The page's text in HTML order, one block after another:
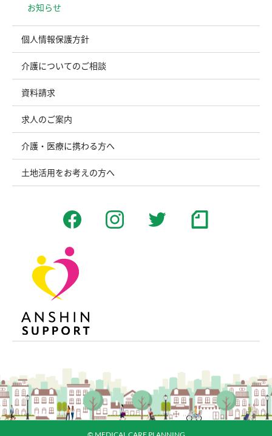
お知らせ
個人情報保護方針
介護についてのご相談
資料請求
求人のご案内
介護・医療に携わる方へ
土地活用をお考えの方へ
© MEDICAL CARE PLANNING